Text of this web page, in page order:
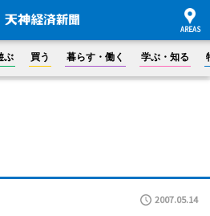
ぶ 買う 暮らす・働く 学ぶ・知る
2007.05.14